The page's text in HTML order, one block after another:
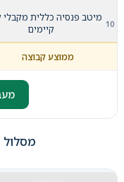
מיטב פנסיה כללית
קיימים
ממוצע קבוצה